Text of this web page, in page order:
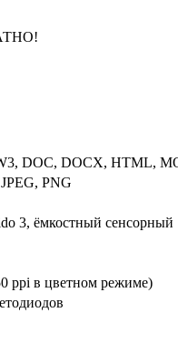
DOC, DOCX, HTML,
PNG
3, ёмкостный сенсорный
ppi в цветном режиме)